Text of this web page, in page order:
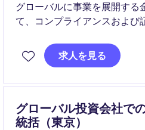
グローバルに事業を展開する
て、コンプライアンスおよび
え、海外チームとの連携や業
携わることができるポジショ
求人を見る
グローバル投資会社で
統括（東京）